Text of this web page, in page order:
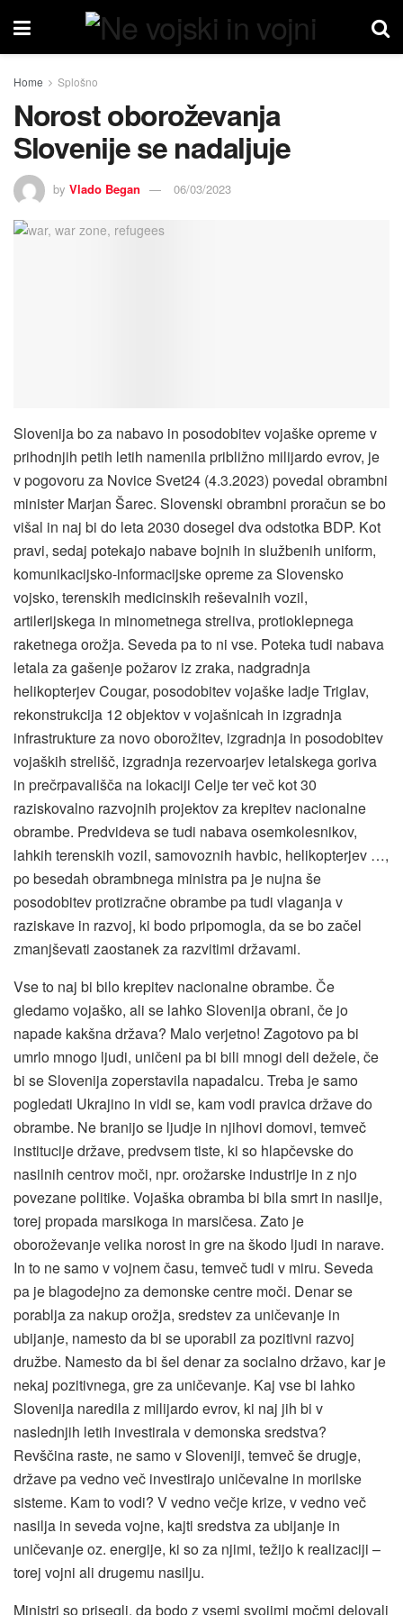
Home Splošno
Norost oboroževanja
Slovenije se nadaljuje
by Vlado Began 06/03/2023
Slovenija bo za nabavo in posodobitev vojaške opreme v
prihodnjih petih letih namenila približno milijardo evrov, je
v pogovoru za Novice Svet24 (4.3.2023) povedal obrambni
minister Marjan Šarec. Slovenski obrambni proračun se bo
višal in naj bi do leta 2030 dosegel dva odstotka BDP. Kot
pravi, sedaj potekajo nabave bojnih in službenih uniform,
komunikacijsko-informacijske opreme za Slovensko
vojsko, terenskih medicinskih reševalnih vozil,
artilerijskega in minometnega streliva, protioklepnega
raketnega orožja. Seveda pa to ni vse. Poteka tudi nabava
letala za gašenje požarov iz zraka, nadgradnja
helikopterjev Cougar, posodobitev vojaške ladje Triglav,
rekonstrukcija 12 objektov v vojašnicah in izgradnja
infrastrukture za novo oborožitev, izgradnja in posodobitev
vojaških strelišč, izgradnja rezervoarjev letalskega goriva
in prečrpavališča na lokaciji Celje ter več kot 30
raziskovalno razvojnih projektov za krepitev nacionalne
obrambe. Predvideva se tudi nabava osemkolesnikov,
lahkih terenskih vozil, samovoznih havbic, helikopterjev …,
po besedah obrambnega ministra pa je nujna še
posodobitev protizračne obrambe pa tudi vlaganja v
raziskave in razvoj, ki bodo pripomogla, da se bo začel
zmanjševati zaostanek za razvitimi državami.
Vse to naj bi bilo krepitev nacionalne obrambe. Če
gledamo vojaško, ali se lahko Slovenija obrani, če jo
napade kakšna država? Malo verjetno! Zagotovo pa bi
umrlo mnogo ljudi, uničeni pa bi bili mnogi deli dežele, če
bi se Slovenija zoperstavila napadalcu. Treba je samo
pogledati Ukrajino in vidi se, kam vodi pravica države do
obrambe. Ne branijo se ljudje in njihovi domovi, temveč
institucije države, predvsem tiste, ki so hlapčevske do
nasilnih centrov moči, npr. orožarske industrije in z njo
povezane politike. Vojaška obramba bi bila smrt in nasilje,
torej propada marsikoga in marsičesa. Zato je
oboroževanje velika norost in gre na škodo ljudi in narave.
In to ne samo v vojnem času, temveč tudi v miru. Seveda
pa je blagodejno za demonske centre moči. Denar se
porablja za nakup orožja, sredstev za uničevanje in
ubijanje, namesto da bi se uporabil za pozitivni razvoj
družbe. Namesto da bi šel denar za socialno državo, kar je
nekaj pozitivnega, gre za uničevanje. Kaj vse bi lahko
Slovenija naredila z milijardo evrov, ki naj jih bi v
naslednjih letih investirala v demonska sredstva?
Revščina raste, ne samo v Sloveniji, temveč še drugje,
države pa vedno več investirajo uničevalne in morilske
sisteme. Kam to vodi? V vedno večje krize, v vedno več
nasilja in seveda vojne, kajti sredstva za ubijanje in
uničevanje oz. energije, ki so za njimi, težijo k realizaciji –
torej vojni ali drugemu nasilju.
Ministri so prisegli, da bodo z vsemi svojimi močmi delovali